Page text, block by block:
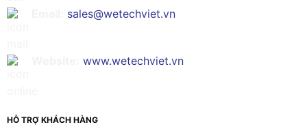
sales@wetechviet.vn
www.wetechviet.vn
HỖ TRỢ KHÁCH HÀNG